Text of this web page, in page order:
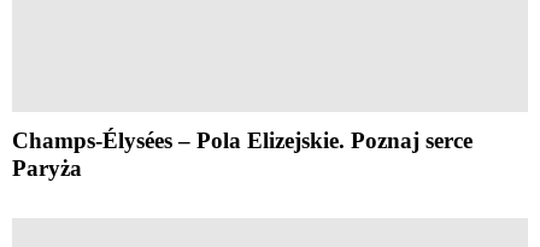
Champs-Élysées – Pola Elizejskie. Poznaj serce
Paryża